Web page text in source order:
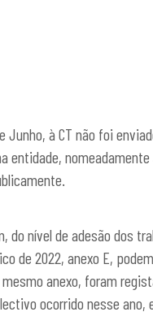
Junho, à CT não foi
nível de adesão dos
de 2022, anexo E,
anexo, foram
ocorrido nesse ano,